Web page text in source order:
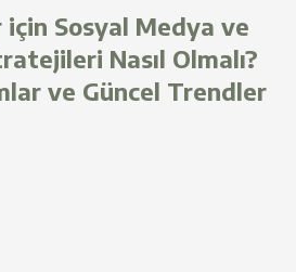
Sosyal Medya ve
Nasıl Olmalı?
ve Güncel Trendler